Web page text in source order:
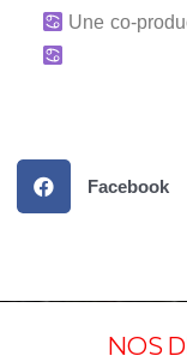
Une co-
Facebook
NOS